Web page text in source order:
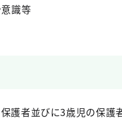
識等
護者並びに3歳児の保